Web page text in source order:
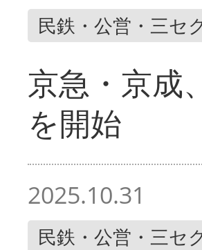
民鉄・公営・三セ
京急・京成
を開始
2025.10.31
民鉄・公営・三セ